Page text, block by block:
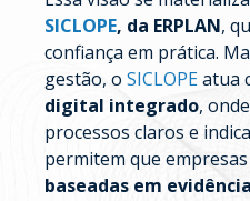
SICLOPE, da ERPLAN,
confiança em prática.
gestão, o SICLOPEatua
digital integrado,
processos claros e
permitem que empresas
baseadas em